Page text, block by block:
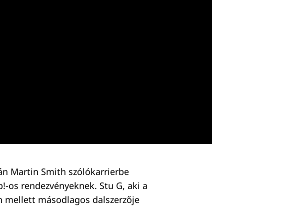
Martin Smith szólókarrierbe
os rendezvényeknek. Stu G, aki a
mellett másodlagos dalszerzője